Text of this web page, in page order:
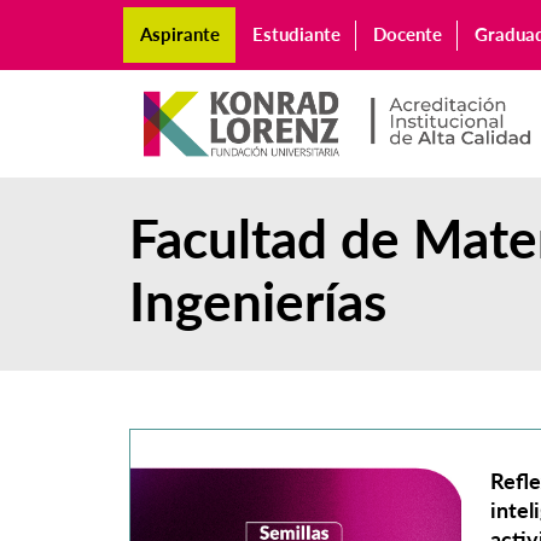
Aspirante Estudiante Docente
Facultad de
Ingenierías